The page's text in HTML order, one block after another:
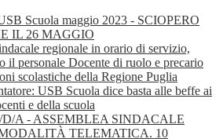
Scuola maggio 2023 - SCIOPERO
IL 26 MAGGIO
regionale in orario di servizio,
il personale Docente di ruolo e precario
scolastiche della Regione Puglia
USB Scuola dice basta alle beffe ai
e della scuola
D/A - ASSEMBLEA SINDACALE
TELEMATICA. 10